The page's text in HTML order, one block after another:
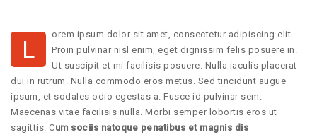
L
orem ipsum dolor sit amet, consectetur adipiscing elit.
Proin pulvinar nisl enim, eget dignissim felis posuere in.
Ut suscipit et mi facilisis posuere. Nulla iaculis placerat
dui in rutrum. Nulla commodo eros metus. Sed tincidunt augue
ipsum, et sodales odio egestas a. Fusce id pulvinar sem.
Maecenas vitae facilisis nulla. Morbi semper lobortis eros ut
sagittis. Cum sociis natoque penatibus et magnis dis